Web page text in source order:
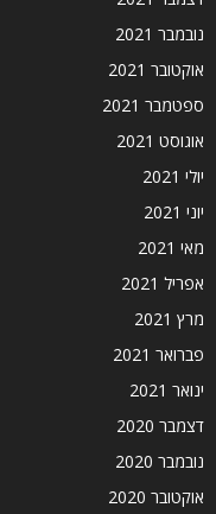
נובמבר 2021
אוקטובר 2021
ספטמבר 2021
אוגוסט 2021
יולי 2021
יוני 2021
מאי 2021
אפריל 2021
מרץ 2021
פברואר 2021
ינואר 2021
דצמבר 2020
נובמבר 2020
אוקטובר 2020